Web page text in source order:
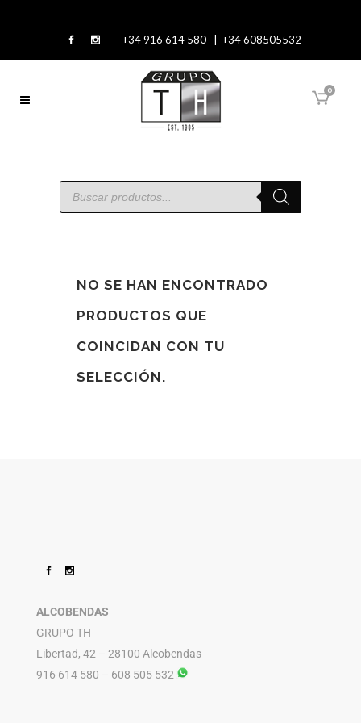
+34 916 614 580 | +34 608505532
0
NO SE HAN ENCONTRADO
PRODUCTOS QUE
COINCIDAN CON TU
SELECCIÓN.
ALCOBENDAS
GRUPO TH
Libertad, 42 – 28100 Alcobendas
916 614 580 – 608 505 532